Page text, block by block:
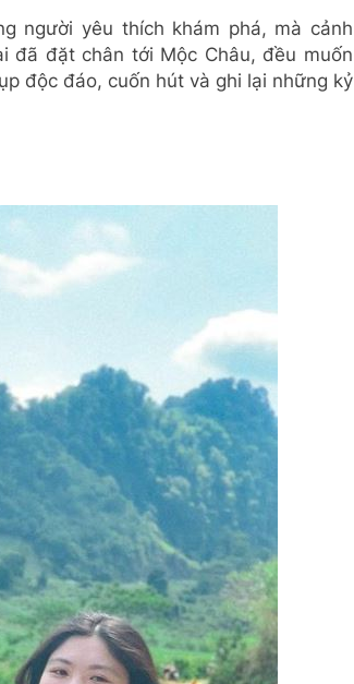
người yêu thích khám phá, mà cảnh
đã đặt chân tới Mộc Châu, đều muốn
độc đáo, cuốn hút và ghi lại những kỷ